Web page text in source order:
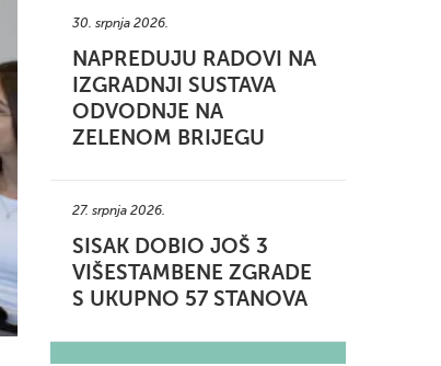
30. srpnja 2026.
NAPREDUJU RADOVI NA
IZGRADNJI SUSTAVA
ODVODNJE NA
ZELENOM BRIJEGU
27. srpnja 2026.
SISAK DOBIO JOŠ 3
VIŠESTAMBENE ZGRADE
S UKUPNO 57 STANOVA